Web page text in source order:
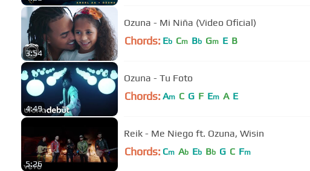
3:54
Ozuna - Mi Niña (Video Oficial)
Chords: Eb Cm Bb Gm E B
4:49
Ozuna - Tu Foto
Chords: Am C G F Em A E
5:26
Reik - Me Niego ft. Ozuna, Wisin
Chords: Cm Ab Eb Bb G C Fm